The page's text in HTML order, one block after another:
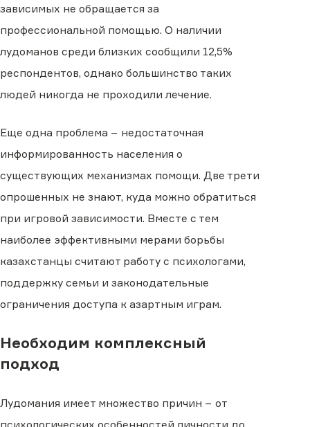
зависимых не обращается за
профессиональной помощью. О наличии
лудоманов среди близких сообщили 12,5%
респондентов, однако большинство таких
людей никогда не проходили лечение.
Еще одна проблема − недостаточная
информированность населения о
существующих механизмах помощи. Две трети
опрошенных не знают, куда можно обратиться
при игровой зависимости. Вместе с тем
наиболее эффективными мерами борьбы
казахстанцы считают работу с психологами,
поддержку семьи и законодательные
ограничения доступа к азартным играм.
Необходим комплексный
подход
Лудомания имеет множество причин − от